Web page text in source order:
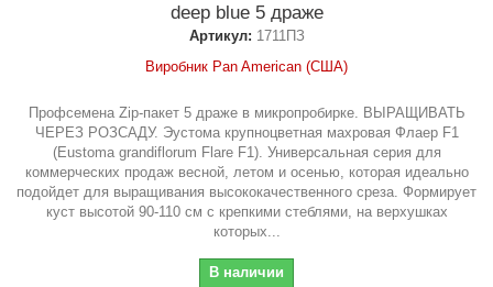
deep blue 5 драже
Артикул: 1711ПЗ
Виробник Pan American (США)
Профсемена Zip-пакет 5 драже в микропробирке. ВЫРАЩИВАТЬ
ЧЕРЕЗ РОЗСАДУ. Эустома крупноцветная махровая Флаер F1
(Eustoma grandiflorum Flare F1). Универсальная серия для
коммерческих продаж весной, летом и осенью, которая идеально
подойдет для выращивания высококачественного среза. Формирует
куст высотой 90-110 см с крепкими стеблями, на верхушках
которых...
В наличии